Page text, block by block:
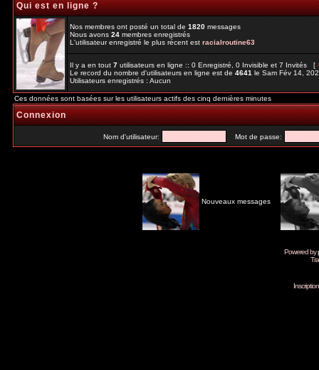
Qui est en ligne ?
Nos membres ont posté un total de1820messages
Nous avons24membres enregistrés
L'utilisateur enregistré le plus récent estracialroutine63
Il y a en tout7utilisateurs en ligne :: 0 Enregistré, 0 Invisible et 7 Invités [
Le record du nombre d'utilisateurs en ligne est de4641le Sam Fév 14,
Utilisateurs enregistrés : Aucun
Ces données sont basées sur les utilisateurs actifs des cinq dernières minutes
Connexion
Nom d'utilisateur: Mot de passe:
Nouveaux messages
Powered by